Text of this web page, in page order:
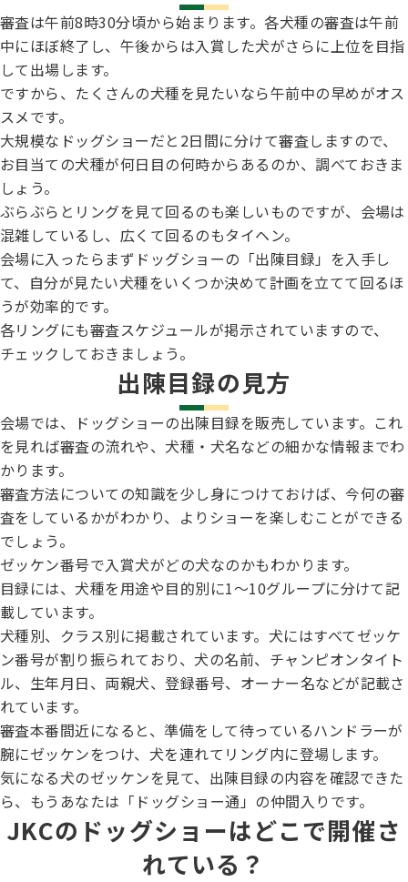
審査は午前8時30分頃から始まります。各犬種の審査は午前
中にほぼ終了し、午後からは入賞した犬がさらに上位を目指
して出場します。
ですから、たくさんの犬種を見たいなら午前中の早めがオス
スメです。
大規模なドッグショーだと2日間に分けて審査しますので、
お目当ての犬種が何日目の何時からあるのか、調べておきま
しょう。
ぶらぶらとリングを見て回るのも楽しいものですが、会場は
混雑しているし、広くて回るのもタイヘン。
会場に入ったらまずドッグショーの「出陳目録」を入手し
て、自分が見たい犬種をいくつか決めて計画を立てて回るほ
うが効率的です。
各リングにも審査スケジュールが掲示されていますので、
チェックしておきましょう。
出陳目録の見方
会場では、ドッグショーの出陳目録を販売しています。これ
を見れば審査の流れや、犬種・犬名などの細かな情報までわ
かります。
審査方法についての知識を少し身につけておけば、今何の審
査をしているかがわかり、よりショーを楽しむことができる
でしょう。
ゼッケン番号で入賞犬がどの犬なのかもわかります。
目録には、犬種を用途や目的別に1〜10グループに分けて記
載しています。
犬種別、クラス別に掲載されています。犬にはすべてゼッケ
ン番号が割り振られており、犬の名前、チャンピオンタイト
ル、生年月日、両親犬、登録番号、オーナー名などが記載さ
れています。
審査本番間近になると、準備をして待っているハンドラーが
腕にゼッケンをつけ、犬を連れてリング内に登場します。
気になる犬のゼッケンを見て、出陳目録の内容を確認できた
ら、もうあなたは「ドッグショー通」の仲間入りです。
JKCのドッグショーはどこで開催さ
れている？